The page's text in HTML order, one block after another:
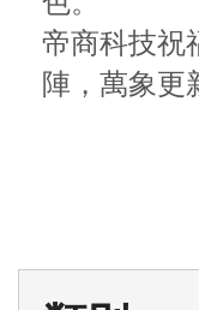
帝商科技祝
陣，萬象更